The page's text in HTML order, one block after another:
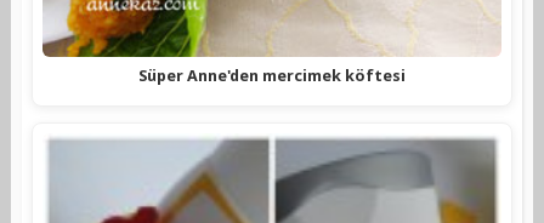
Süper Anne'den mercimek köftesi